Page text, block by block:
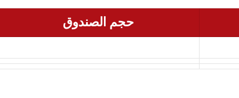
حجم الصندوق